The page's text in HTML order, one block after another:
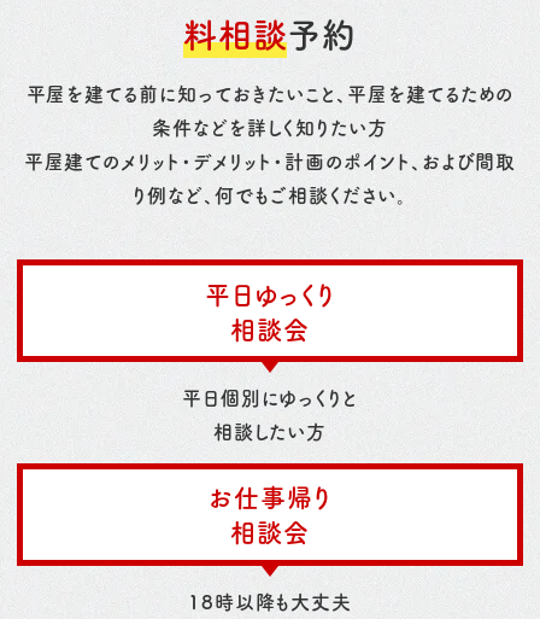
料相談予約
平屋を建てる前に知っておきたいこと、平屋を建てるための
条件などを詳しく知りたい方
平屋建てのメリット・デメリット・計画のポイント、および間取
り例など、何でもご相談ください。
平日ゆっくり
相談会
平日個別にゆっくりと
相談したい方
お仕事帰り
相談会
18時以降も大丈夫